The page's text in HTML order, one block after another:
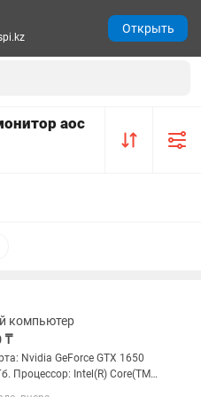
aoc
компьютер
₸
Nvidia GeForce GTX 1650
Процессор: Intel(R) Core(TM)
Открыть